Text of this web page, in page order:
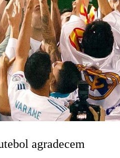
agradecem